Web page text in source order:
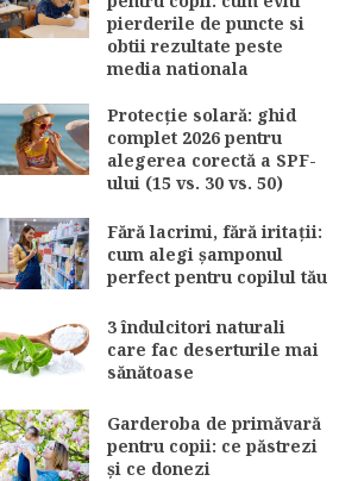
pierderile de puncte si
obtii rezultate peste
media nationala
Protecție solară: ghid
complet 2026 pentru
alegerea corectă a SPF-
ului (15 vs. 30 vs. 50)
Fără lacrimi, fără iritații:
cum alegi șamponul
perfect pentru copilul tău
3 îndulcitori naturali
care fac deserturile mai
sănătoase
Garderoba de primăvară
pentru copii: ce păstrezi
și ce donezi